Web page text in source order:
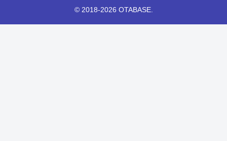
© 2018-2026 OTABASE.